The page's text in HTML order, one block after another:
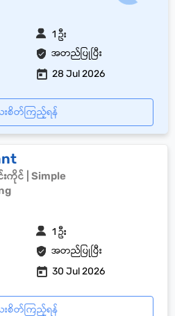
အတည်ပြုပြီး
1 ဦး
28 Jul 2026
စိတ်ကြည့်ရန်
ကိုင် | Simple
အတည်ပြုပြီး
1 ဦး
30 Jul 2026
စိတ်ကြည့်ရန်